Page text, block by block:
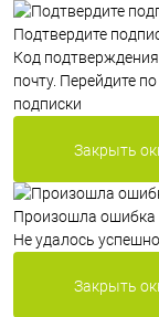
Подтвердите
Код
почту. Перейдите
подписки
Закрыть
Произошла ошибка
Не удалось
Закрыть